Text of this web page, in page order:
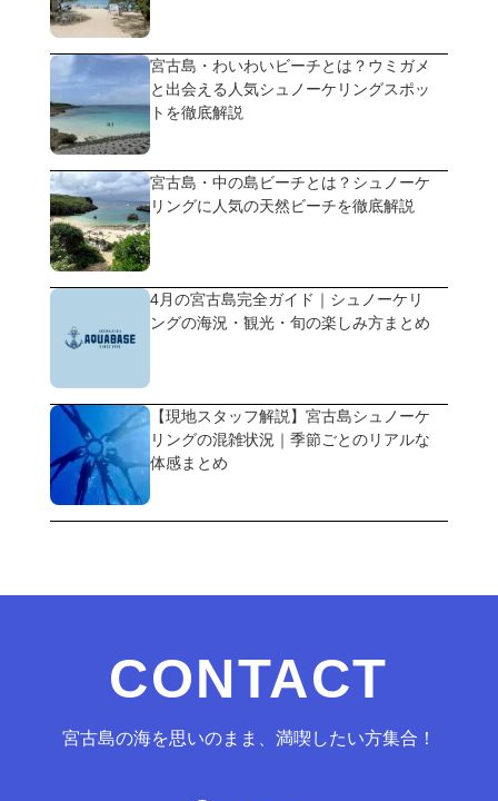
宮古島・わいわいビーチとは？ウミガメ
と出会える人気シュノーケリングスポッ
トを徹底解説
宮古島・中の島ビーチとは？シュノーケ
リングに人気の天然ビーチを徹底解説
4月の宮古島完全ガイド｜シュノーケリ
ングの海況・観光・旬の楽しみ方まとめ
【現地スタッフ解説】宮古島シュノーケ
リングの混雑状況｜季節ごとのリアルな
体感まとめ
CONTACT
宮古島の海を思いのまま、満喫したい方集合！